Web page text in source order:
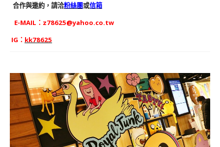
合作與邀約，請洽粉絲團或信箱
E-MAIL： z78625@yahoo.co.tw
IG： kk78625